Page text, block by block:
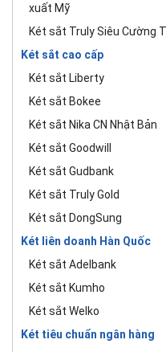
xuất Mỹ
Két sắt Truly Siêu Cường
Két sắt cao cấp
Két sắt Liberty
Két sắt Bokee
Két sắt Nika CN Nhật Bản
Két sắt Goodwill
Két sắt Gudbank
Két sắt Truly Gold
Két sắt DongSung
Két liên doanh Hàn Quốc
Két sắt Adelbank
Két sắt Kumho
Két sắt Welko
Két tiêu chuẩn ngân hàng